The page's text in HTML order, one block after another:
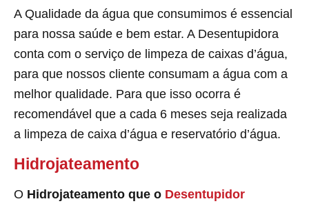
A Qualidade da água que consumimos é essencial
para nossa saúde e bem estar. A Desentupidora
conta com o serviço de limpeza de caixas d’água,
para que nossos cliente consumam a água com a
melhor qualidade. Para que isso ocorra é
recomendável que a cada 6 meses seja realizada
a limpeza de caixa d’água e reservatório d’água.
Hidrojateamento
O Hidrojateamento que o Desentupidor